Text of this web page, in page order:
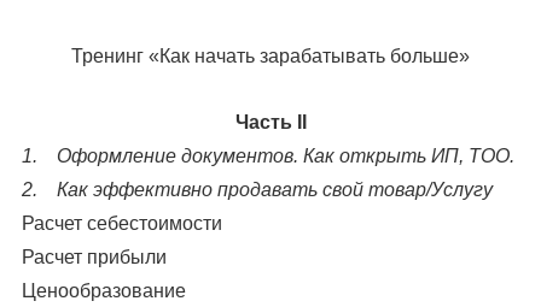
Тренинг «Как начать зарабатывать больше»
Часть II
1. Оформление документов. Как открыть ИП, ТОО.
2. Как эффективно продавать свой товар/Услугу
Расчет себестоимости
Расчет прибыли
Ценообразование